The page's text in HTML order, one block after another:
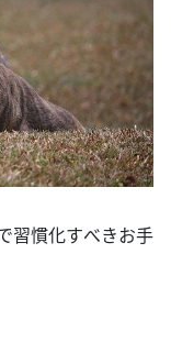
習慣化すべきお手